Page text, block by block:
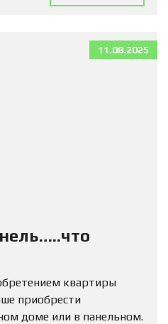
11.08.2025
квартиры
приобрести
доме или в панельном.